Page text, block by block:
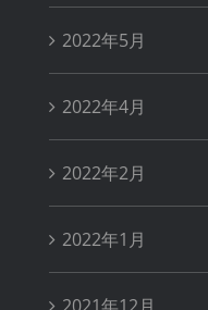
2022年5月
2022年4月
2022年2月
2022年1月